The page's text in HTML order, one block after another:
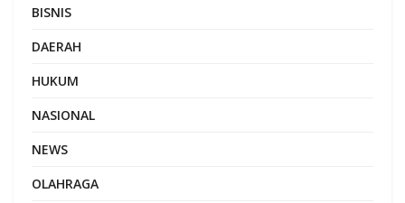
BISNIS
DAERAH
HUKUM
NASIONAL
NEWS
OLAHRAGA